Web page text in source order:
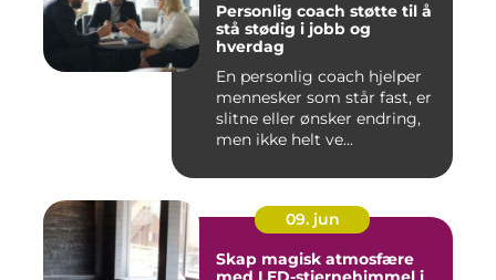
Personlig coach støtte til å
stå stødig i jobb og
hverdag
En personlig coach hjelper
mennesker som står fast, er
slitne eller ønsker endring,
men ikke helt ve...
09. jun
Skap magisk atmosfære